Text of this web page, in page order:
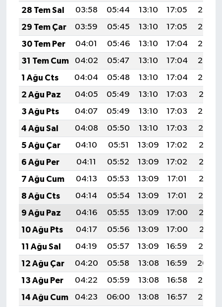
28 Tem Sal
03:58 05:44 13:10 17:05
20:26
29 Tem Çar
03:59 05:45 13:10 17:05
20:25
30 Tem Per
04:01 05:46 13:10 17:04
20:24
31 Tem Cum
04:02 05:47 13:10 17:04
20:23
1 Ağu Cts
04:04 05:48 13:10 17:04
20:22
2 Ağu Paz
04:05 05:49 13:10 17:03
20:21
3 Ağu Pts
04:07 05:49 13:10 17:03
20:20
4 Ağu Sal
04:08 05:50 13:10 17:03
20:19
5 Ağu Çar
04:10 05:51 13:09 17:02
20:17
6 Ağu Per
04:11 05:52 13:09 17:02
20:16
7 Ağu Cum
04:13 05:53 13:09 17:01
20:15
8 Ağu Cts
04:14 05:54 13:09 17:01
20:14
9 Ağu Paz
04:16 05:55 13:09 17:00
20:13
10 Ağu Pts
04:17 05:56 13:09 17:00
20:11
11 Ağu Sal
04:19 05:57 13:09 16:59
20:10
12 Ağu Çar
04:20 05:58 13:08 16:59
20:09
13 Ağu Per
04:22 05:59 13:08 16:58
20:07
14 Ağu Cum
04:23 06:00 13:08 16:57
20:06